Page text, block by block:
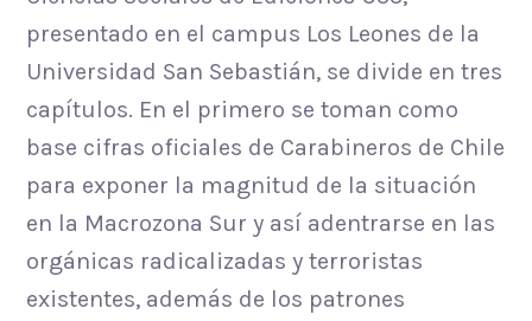
presentado en el campus Los Leones de la
Universidad San Sebastián, se divide en tres
capítulos. En el primero se toman como
base cifras oficiales de Carabineros de Chile
para exponer la magnitud de la situación
en la Macrozona Sur y así adentrarse en las
orgánicas radicalizadas y terroristas
existentes, además de los patrones